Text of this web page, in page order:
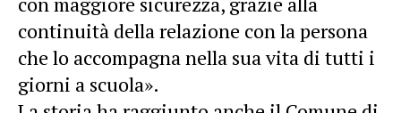
continuità della relazione con la persona
che lo accompagna nella sua vita di tutti i
giorni a scuola».